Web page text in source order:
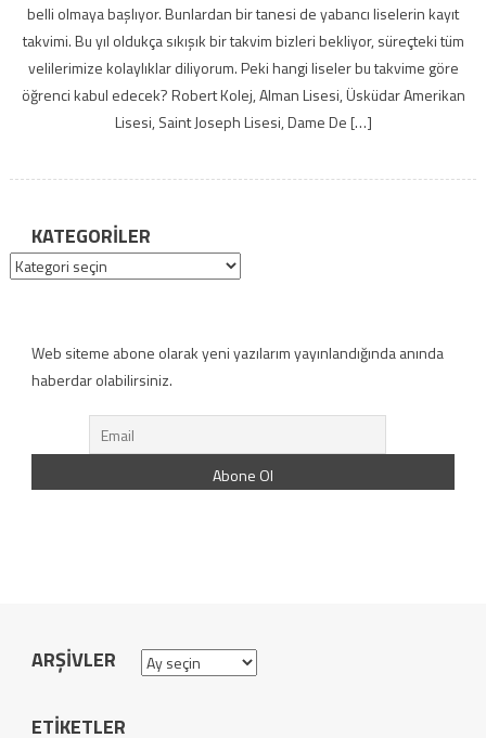
belli olmaya başlıyor. Bunlardan bir tanesi de yabancı liselerin kayıt
takvimi. Bu yıl oldukça sıkışık bir takvim bizleri bekliyor, süreçteki tüm
velilerimize kolaylıklar diliyorum. Peki hangi liseler bu takvime göre
öğrenci kabul edecek? Robert Kolej, Alman Lisesi, Üsküdar Amerikan
Lisesi, Saint Joseph Lisesi, Dame De […]
KATEGORILER
Kategoriler
Web siteme abone olarak yeni yazılarım yayınlandığında anında
haberdar olabilirsiniz.
ARŞIVLER Arşivler
ETIKETLER